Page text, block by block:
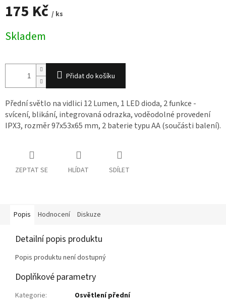
175 Kč / ks
cena:
Skladem
Přidat do košíku
Přední světlo na vidlici 12 Lumen, 1 LED dioda, 2 funkce -
svícení, blikání, integrovaná odrazka, voděodolné provedení
IPX3, rozměr 97x53x65 mm, 2 baterie typu AA (součásti balení).
ZEPTAT SE HLÍDAT SDÍLET
Popis Hodnocení Diskuze
Detailní popis produktu
Popis produktu není dostupný
Doplňkové parametry
Kategorie:
Osvětlení přední